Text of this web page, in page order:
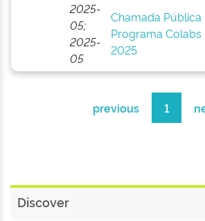
2025-
05;
2025-
05
Chamada Pública
Programa Colabs
2025
previous 1
Discover